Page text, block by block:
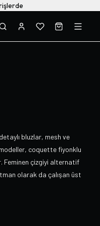
bluzlar, mesh ve
coquette fiyonklu
Feminen çizgiyi alternatif
olarak da çalışan üst